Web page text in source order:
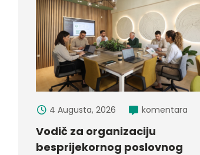
4 Augusta, 2026 komentara
Vodič za organizaciju
besprijekornog poslovnog